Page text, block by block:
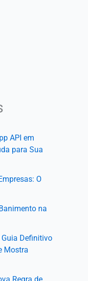
API em
para Sua
O
na
Definitivo
Mostra